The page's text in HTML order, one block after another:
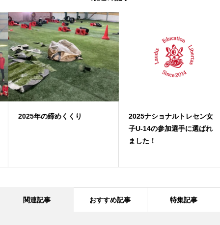
2025年の締めくくり
2025ナショナルトレセン女
子U-14の参加選手に選ばれ
ました！
関連記事 おすすめ記事 特集記事